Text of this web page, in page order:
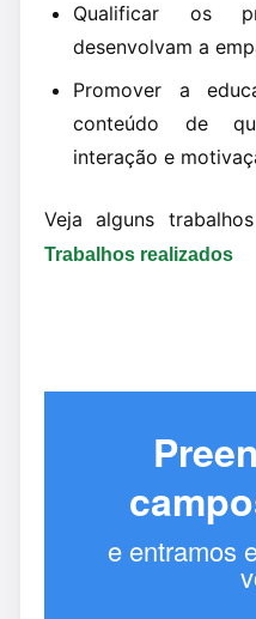
Qualificar os
desenvolvam a
Promover a
conteúdo de
interação e
Veja alguns
Trabalhos realizados
e entramos